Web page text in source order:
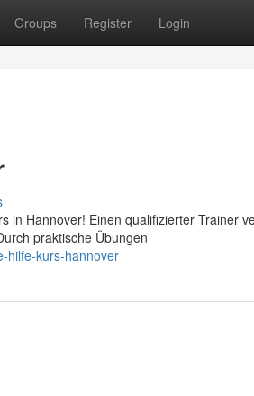
Groups Register Login
in Hannover! Einen qualifizierter Trainer
praktische Übungen
hilfe-kurs-hannover